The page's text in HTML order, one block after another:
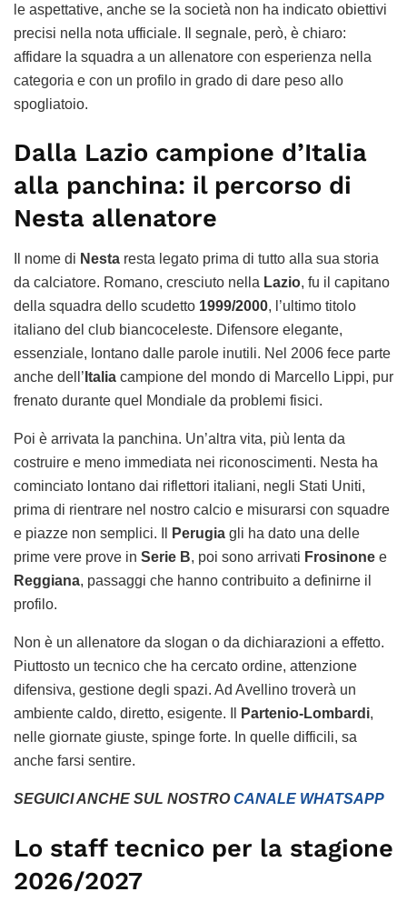
le aspettative, anche se la società non ha indicato obiettivi
precisi nella nota ufficiale. Il segnale, però, è chiaro:
affidare la squadra a un allenatore con esperienza nella
categoria e con un profilo in grado di dare peso allo
spogliatoio.
Dalla Lazio campione d’Italia
alla panchina: il percorso di
Nesta allenatore
Il nome di Nesta resta legato prima di tutto alla sua storia
da calciatore. Romano, cresciuto nella Lazio, fu il capitano
della squadra dello scudetto 1999/2000, l’ultimo titolo
italiano del club biancoceleste. Difensore elegante,
essenziale, lontano dalle parole inutili. Nel 2006 fece parte
anche dell’ Italia campione del mondo di Marcello Lippi, pur
frenato durante quel Mondiale da problemi fisici.
Poi è arrivata la panchina. Un’altra vita, più lenta da
costruire e meno immediata nei riconoscimenti. Nesta ha
cominciato lontano dai riflettori italiani, negli Stati Uniti,
prima di rientrare nel nostro calcio e misurarsi con squadre
e piazze non semplici. Il
Perugia gli ha dato una delle
prime vere prove in Serie B, poi sono arrivati Frosinone e
Reggiana, passaggi che hanno contribuito a definirne il
profilo.
Non è un allenatore da slogan o da dichiarazioni a effetto.
Piuttosto un tecnico che ha cercato ordine, attenzione
difensiva, gestione degli spazi. Ad Avellino troverà un
ambiente caldo, diretto, esigente. Il
Partenio-Lombardi,
nelle giornate giuste, spinge forte. In quelle difficili, sa
anche farsi sentire.
SEGUICI ANCHE SUL NOSTROCANALE WHATSAPP
Lo staff tecnico per la stagione
2026/2027